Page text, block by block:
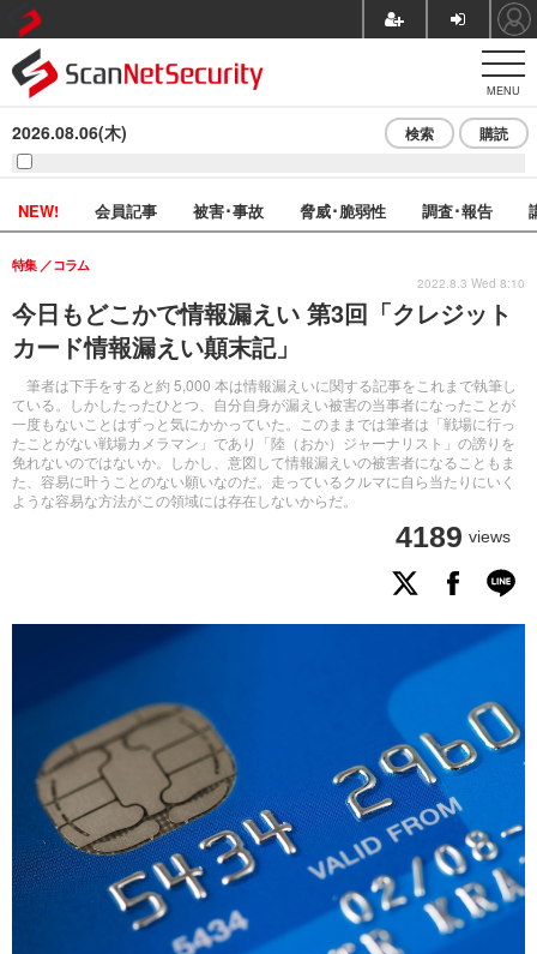
MENU
2026.08.06(木) 検索 購読
NEW! 会員記事 被害･事故 脅威･脆弱性 調査･報告
今日もどこかで情報漏えい 第3回「クレジット
カード情報漏えい顛末記」
筆者は下手をすると約 5,000 本は情報漏えいに関する記事をこれまで執筆し
ている。しかしたったひとつ、自分自身が漏えい被害の当事者になったことが
一度もないことはずっと気にかかっていた。このままでは筆者は「戦場に行っ
たことがない戦場カメラマン」であり「陸（おか）ジャーナリスト」の謗りを
免れないのではないか。しかし、意図して情報漏えいの被害者になることもま
た、容易に叶うことのない願いなのだ。走っているクルマに自ら当たりにいく
ような容易な方法がこの領域には存在しないからだ。
特集 コラム
4189 views
2022.8.3 Wed 8:10